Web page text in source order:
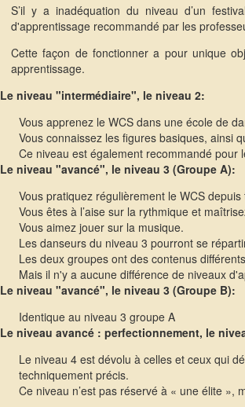
S’il y a inadéquation du niveau d’un
d'apprentissage recommandé par les
Cette façon de fonctionner a pour unique
apprentissage.
Le niveau "intermédiaire", le niveau 2:
Vous apprenez le WCS dans une école de
Vous connaissez les figures basiques, ainsi
Ce niveau est également recommandé
Le niveau "avancé", le niveau 3 (Groupe A):
Vous pratiquez régulièrement le WCS
Vous êtes à l’aise sur la rythmique et
Vous aimez jouer sur la musique.
Les danseurs du niveau 3 pourront se
Les deux groupes ont des contenus
Mais il n'y a aucune différence de niveaux
Le niveau "avancé", le niveau 3 (Groupe B):
Identique au niveau 3 groupe A
Le niveau avancé : perfectionnement, le
Le niveau 4 est dévolu à celles et ceux qui
techniquement précis.
Ce niveau n’est pas réservé à « une élite »,